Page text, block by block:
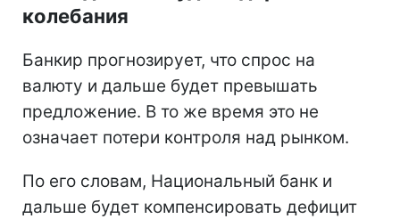
колебания
Банкир прогнозирует, что спрос на
валюту и дальше будет превышать
предложение. В то же время это не
означает потери контроля над рынком.
По его словам, Национальный банк и
дальше будет компенсировать дефицит